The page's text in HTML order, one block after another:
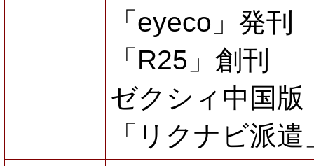
「eyeco」発刊
「R25」創刊
ゼクシィ中国
「リクナビ派